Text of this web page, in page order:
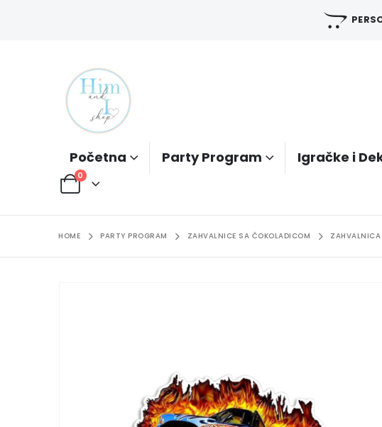
Početna Party Program Igračke i
0
HOME PARTY PROGRAM ZAHVALNICE SA ČOKOLADICOM